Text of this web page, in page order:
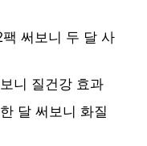
써보니 두 달 사
니 질건강 효과
달 써보니 화질